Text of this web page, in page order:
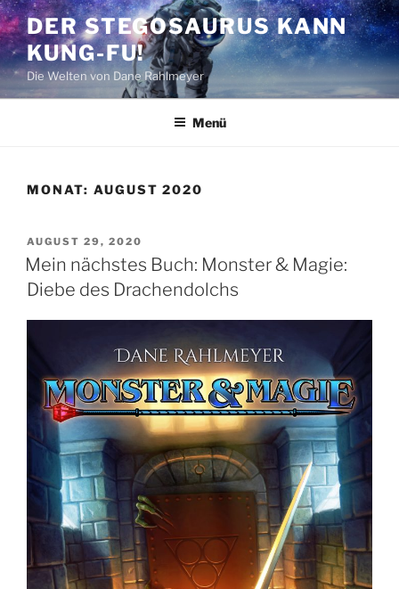
Zum
Inhalt
springen
DER STEGOSAURUS KANN
KUNG-FU!
Die Welten von Dane Rahlmeyer
Menü
MONAT: AUGUST 2020
VERÖFFENTLICHT
AM
AUGUST 29, 2020
Mein nächstes Buch: Monster & Magie:
Diebe des Drachendolchs